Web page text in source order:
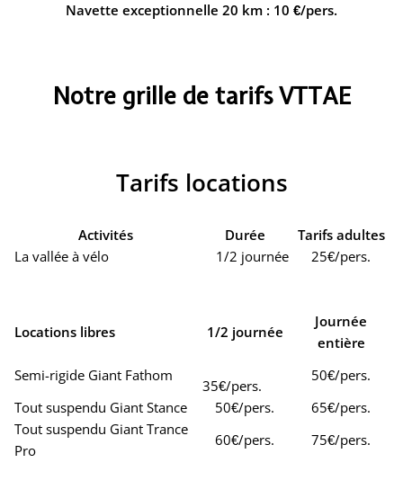
Navette exceptionnelle 20 km : 10 €/pers.
Notre grille de tarifs VTTAE
Tarifs locations
Activités Durée
Tarifs adultes
La vallée à vélo
1/2 journée 25€/pers.
Locations libres 1/2 journée
Journée
entière
Semi-rigide Giant Fathom
35€/pers.
50€/pers.
Tout suspendu Giant Stance
50€/pers.
65€/pers.
Tout suspendu Giant Trance
Pro
60€/pers. 75€/pers.